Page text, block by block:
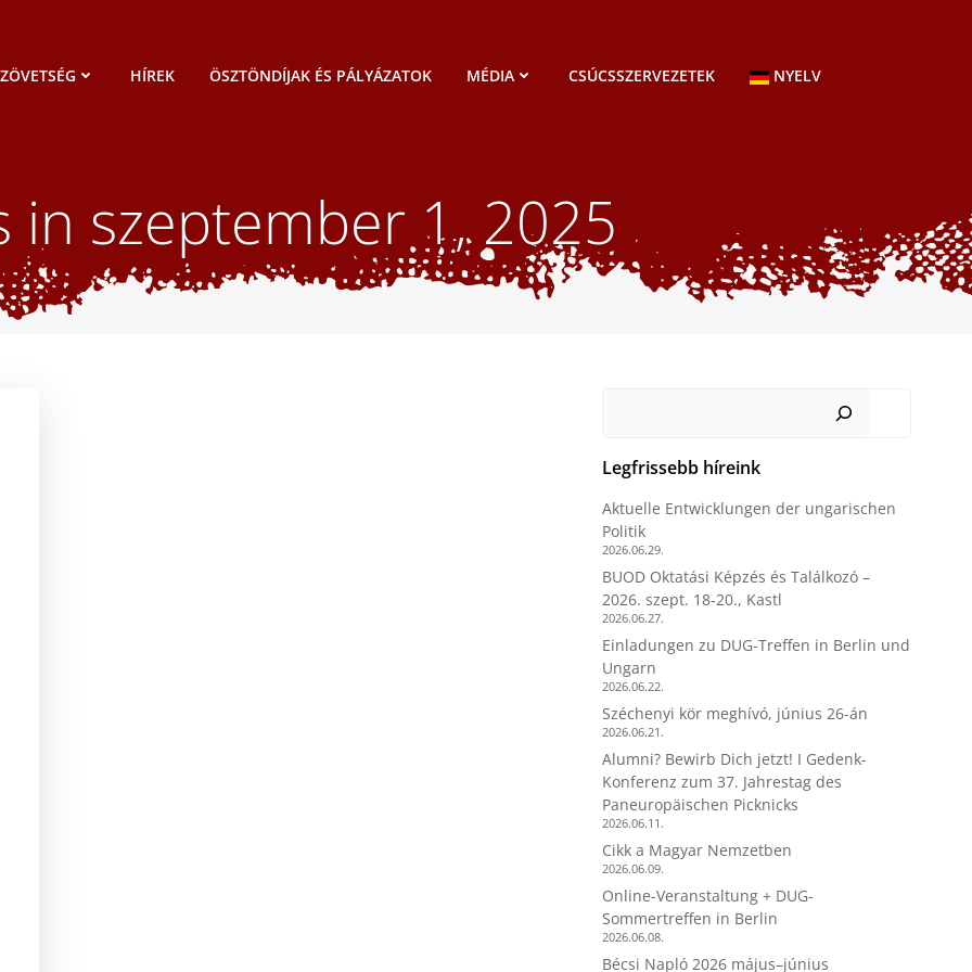
HÍREK ÖSZTÖNDÍJAK ÉS PÁLYÁZATOK MÉDIA CSÚCSSZERVEZETEK NYELV
in szeptember 1, 2025
Legfrissebb híreink
Aktuelle Entwicklungen der ungarischen
Politik
2026.06.29.
BUOD Oktatási Képzés és Találkozó –
2026. szept. 18-20., Kastl
2026.06.27.
Einladungen zu DUG-Treffen in Berlin und
Ungarn
2026.06.22.
Széchenyi kör meghívó, június 26-án
2026.06.21.
Alumni? Bewirb Dich jetzt! I Gedenk-
Konferenz zum 37. Jahrestag des
Paneuropäischen Picknicks
2026.06.11.
Cikk a Magyar Nemzetben
2026.06.09.
Online-Veranstaltung + DUG-
Sommertreffen in Berlin
2026.06.08.
Bécsi Napló 2026 május–június